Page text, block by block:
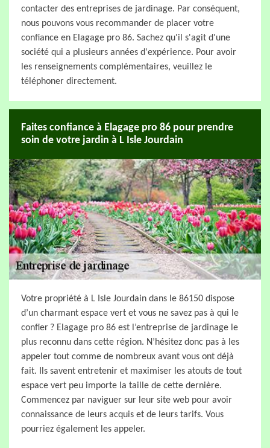
contacter des entreprises de jardinage. Par conséquent,
nous pouvons vous recommander de placer votre
confiance en Elagage pro 86. Sachez qu'il s'agit d'une
société qui a plusieurs années d'expérience. Pour avoir
les renseignements complémentaires, veuillez le
téléphoner directement.
Faites confiance à Elagage pro 86 pour prendre
soin de votre jardin à L Isle Jourdain
Votre propriété à L Isle Jourdain dans le 86150 dispose
d’un charmant espace vert et vous ne savez pas à qui le
confier ? Elagage pro 86 est l’entreprise de jardinage le
plus reconnu dans cette région. N’hésitez donc pas à les
appeler tout comme de nombreux avant vous ont déjà
fait. Ils savent entretenir et maximiser les atouts de tout
espace vert peu importe la taille de cette dernière.
Commencez par naviguer sur leur site web pour avoir
connaissance de leurs acquis et de leurs tarifs. Vous
pourriez également les appeler.